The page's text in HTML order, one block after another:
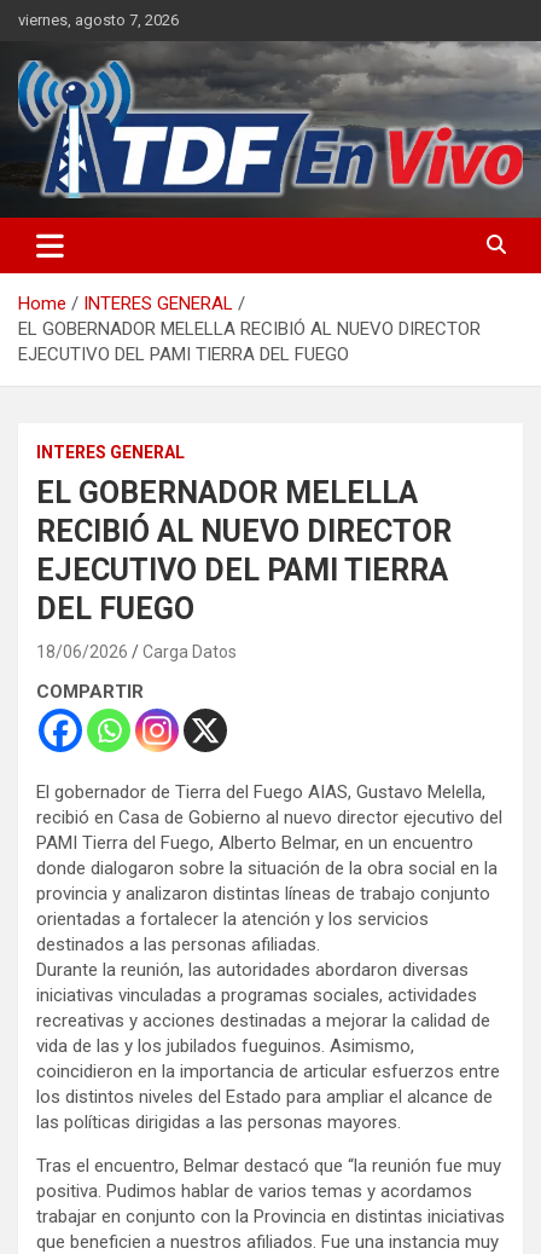
Skip
content
viernes, agosto 7, 2026
Home
INTERES GENERAL
EL GOBERNADOR MELELLA RECIBIÓ AL NUEVO DIRECTOR
EJECUTIVO DEL PAMI TIERRA DEL FUEGO
INTERES GENERAL
EL GOBERNADOR MELELLA
RECIBIÓ AL NUEVO DIRECTOR
EJECUTIVO DEL PAMI TIERRA
DEL FUEGO
18/06/2026 Carga Datos
COMPARTIR
El gobernador de Tierra del Fuego AIAS, Gustavo Melella,
recibió en Casa de Gobierno al nuevo director ejecutivo del
PAMI Tierra del Fuego, Alberto Belmar, en un encuentro
donde dialogaron sobre la situación de la obra social en la
provincia y analizaron distintas líneas de trabajo conjunto
orientadas a fortalecer la atención y los servicios
destinados a las personas afiliadas.
Durante la reunión, las autoridades abordaron diversas
iniciativas vinculadas a programas sociales, actividades
recreativas y acciones destinadas a mejorar la calidad de
vida de las y los jubilados fueguinos. Asimismo,
coincidieron en la importancia de articular esfuerzos entre
los distintos niveles del Estado para ampliar el alcance de
las políticas dirigidas a las personas mayores.
Tras el encuentro, Belmar destacó que “la reunión fue muy
positiva. Pudimos hablar de varios temas y acordamos
trabajar en conjunto con la Provincia en distintas iniciativas
que beneficien a nuestros afiliados. Fue una instancia muy